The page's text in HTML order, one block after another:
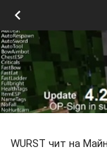
WURST чит на